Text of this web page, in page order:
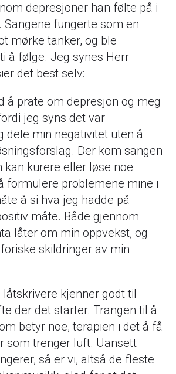
depresjoner han følte på i
Sangene fungerte som en
mørke tanker, og ble
å følge. Jeg synes Herr
det best selv:
å prate om depresjon og meg
jeg syns det var
dele min negativitet uten å
Der kom sangen
kan kurere eller løse noe
formulere problemene mine i
å si hva jeg hadde på
måte. Både gjennom
låter om min oppvekst, og
skildringer av min
kjenner godt til
der det starter. Trangen til å
betyr noe, terapien i det å få
som trenger luft. Uansett
så er vi, altså de fleste